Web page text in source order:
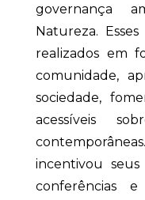
governança
Natureza.
realizados em
comunidade,
sociedade,
acessíveis
incentivou
conferências e